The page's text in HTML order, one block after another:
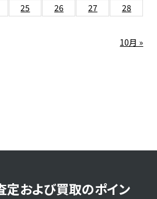
10月 »
25 26 27
28
定および買取のポイン